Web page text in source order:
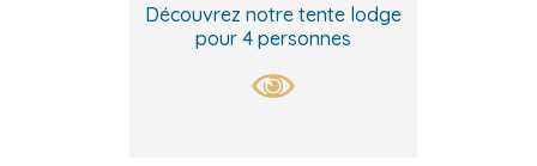
Découvrez notre tente lodge
pour 4 personnes